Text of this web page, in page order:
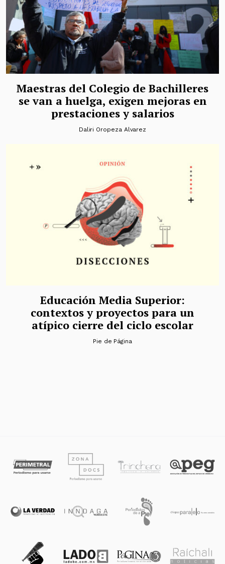
Maestras del Colegio de Bachilleres
se van a huelga, exigen mejoras en
prestaciones y salarios
Daliri Oropeza Alvarez
Educación Media Superior:
contextos y proyectos para un
atípico cierre del ciclo escolar
Pie de Página